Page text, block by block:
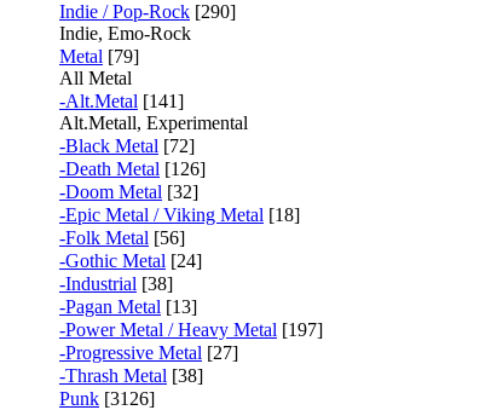
Indie / Pop-Rock [290]
Indie, Emo-Rock
Metal [79]
All Metal
-Alt.Metal [141]
Alt.Metall, Experimental
-Black Metal [72]
-Death Metal [126]
-Doom Metal [32]
-Epic Metal / Viking Metal [18]
-Folk Metal [56]
-Gothic Metal [24]
-Industrial [38]
-Pagan Metal [13]
-Power Metal / Heavy Metal [197]
-Progressive Metal [27]
-Thrash Metal [38]
Punk [3126]